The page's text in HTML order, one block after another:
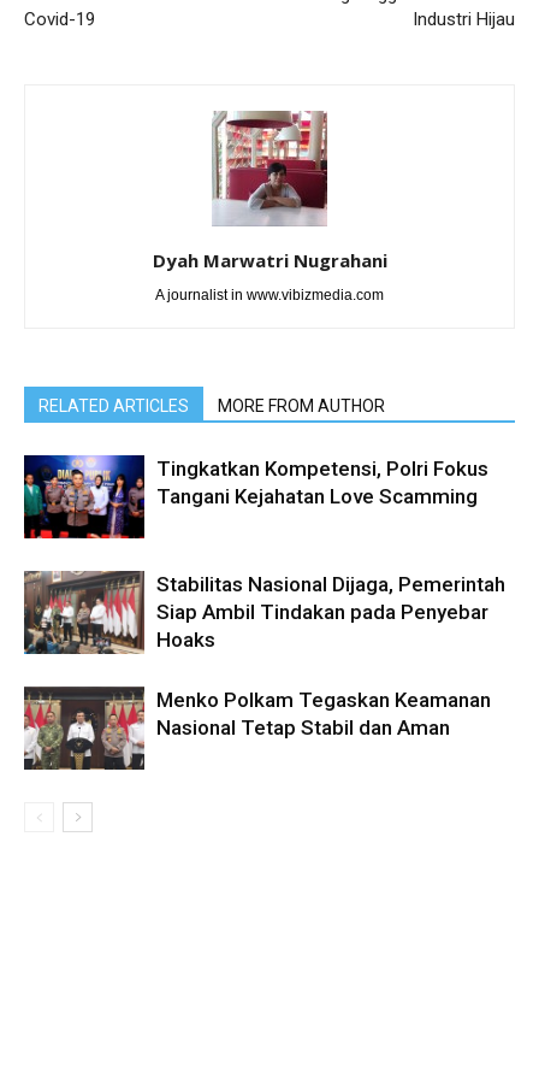
Covid-19
Industri Hijau
Dyah Marwatri Nugrahani
A journalist in www.vibizmedia.com
RELATED ARTICLES MORE FROM AUTHOR
Tingkatkan Kompetensi, Polri Fokus
Tangani Kejahatan Love Scamming
Stabilitas Nasional Dijaga, Pemerintah
Siap Ambil Tindakan pada Penyebar
Hoaks
Menko Polkam Tegaskan Keamanan
Nasional Tetap Stabil dan Aman